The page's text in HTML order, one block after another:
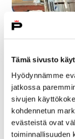
Tämä sivusto
Hyödynnämme
jatkossa
sivujen
kohdennetun
evästeistä ovat
toiminnallisuuden
Porissa